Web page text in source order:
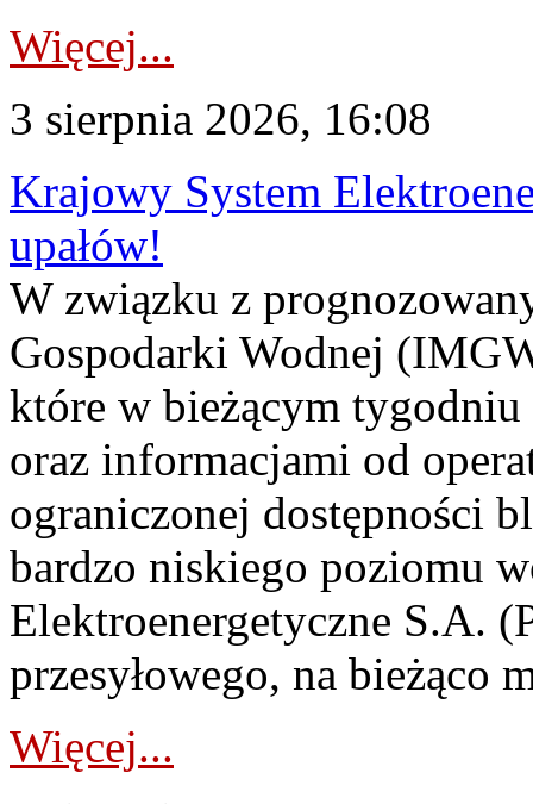
Więcej...
3 sierpnia 2026, 16:08
Krajowy System
upałów!
W związku z
Gospodarki Wodnej
które w bieżącym tygodniu
oraz informacjami od
ograniczonej dostępności
bardzo niskiego poziomu
Elektroenergetyczne S.A.
przesyłowego, na bieżąco
Więcej...